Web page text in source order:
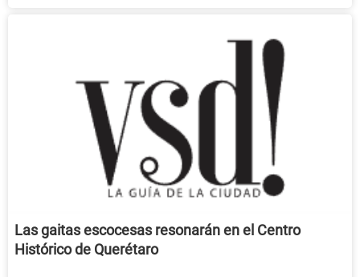
Las gaitas escocesas resonarán en el Centro
Histórico de Querétaro